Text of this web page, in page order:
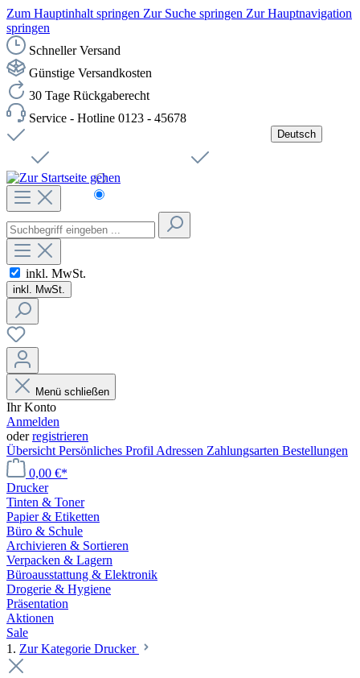
Zum Hauptinhalt springen Zur Suche springen Zur Hauptnavigation
springen
Schneller Versand
Günstige Versandkosten
30 Tage Rückgaberecht
Service - Hotline 0123 - 45678
Deutsch
Čeština
inkl. MwSt.
inkl. MwSt.
Menü schließen
Ihr Konto
Anmelden
oderregistrieren
Übersicht Persönliches Profil Adressen Zahlungsarten Bestellungen
0,00 €*
Drucker
Tinten & Toner
Papier & Etiketten
Büro & Schule
Archivieren & Sortieren
Verpacken & Lagern
Büroausstattung & Elektronik
Drogerie & Hygiene
Präsentation
Aktionen
Sale
1. Zur Kategorie Drucker